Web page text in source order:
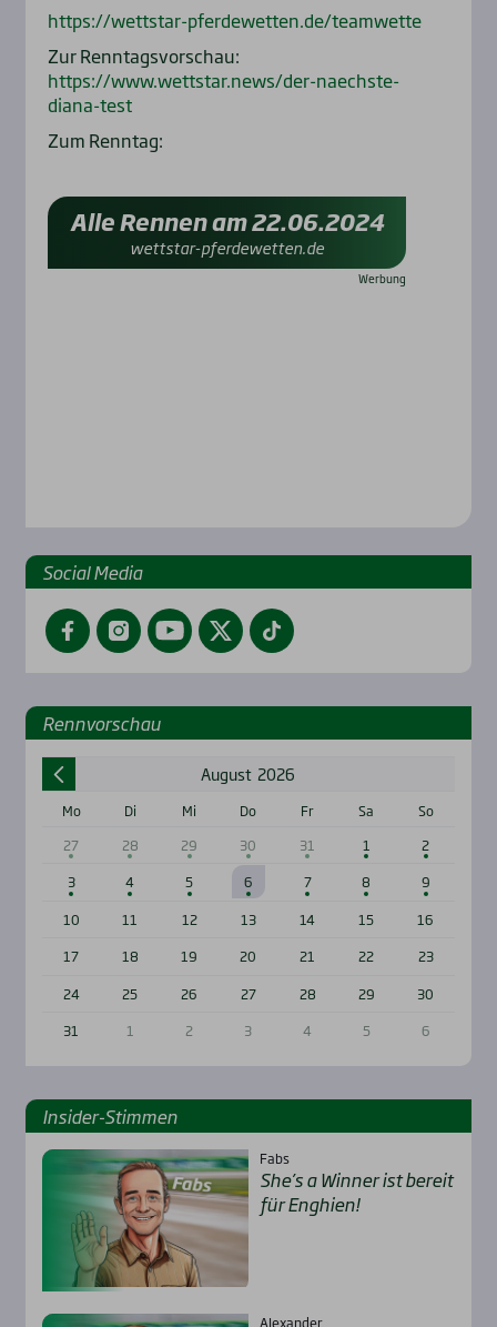
https://wettstar-pferdewetten.de/teamwette
Zur Renntagsvorschau:
https://www.wettstar.news/der-naechste-
diana-test
Zum Renntag:
Alle Rennen am 22.06.2024
wettstar-pferdewetten.de
Social Media
FacebookInstagramYouTubeTwitterTikTok
Renn­vor­schau
August 2026
Mo Di Mi Do Fr Sa
So
27
28 29 30 31 1
2
3
4 5 6 7 8
9
10
11 12 13 14 15
16
17
18 19 20 21 22
23
24
25 26 27 28 29
30
31
1 2 3 4 5 6
Insi­der-Stim­men
Fabs
She’s a Win­ner ist bereit
für Eng­hien!
Alexander